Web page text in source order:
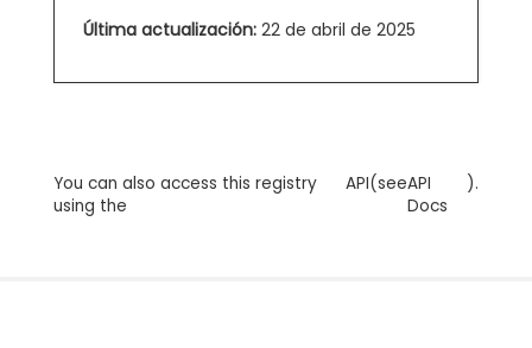
Última actualización: 22 de abril de 2025
You can also access this registry
using the
API(seeAPI
Docs
).